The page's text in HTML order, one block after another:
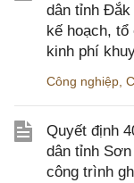
dân tỉnh Đắk
kế hoạch,
kinh phí
Công nghiệp,
Quyết định
dân tỉnh
công trình